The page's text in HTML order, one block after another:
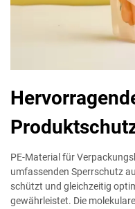
PE-Material für
umfassenden Sperrschutz
schützt und gleichzeitig
gewährleistet. Die